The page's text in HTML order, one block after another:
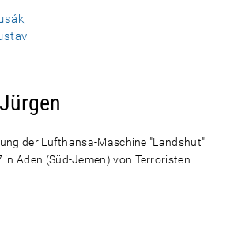
der Lufthansa-Maschine "Landshut"
in Aden (Süd-Jemen) von Terroristen